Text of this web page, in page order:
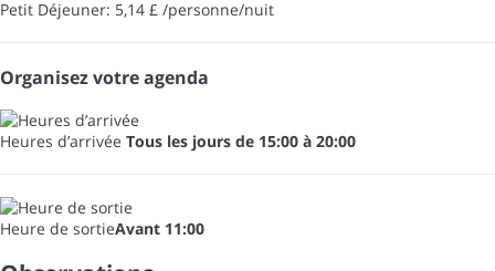
Petit Déjeuner: 5,14 £ /personne/nuit
Organisez votre agenda
Heures d’arrivée Tous les jours de 15:00 à 20:00
Heure de sortieAvant 11:00